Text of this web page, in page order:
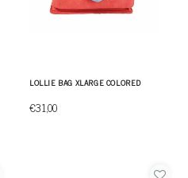
LOLLIE BAG XLARGE COLORED
€31,00